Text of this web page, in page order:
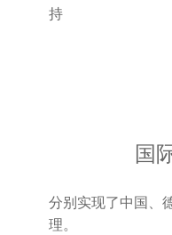
持
国
分别实现了中国、
理。